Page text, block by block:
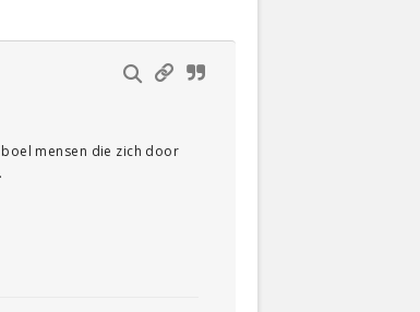
mensen die zich door